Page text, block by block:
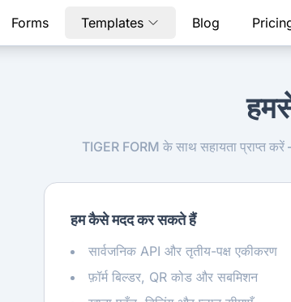
Forms Templates Blog
TIGER FORM के साथ सहायता प्राप्त
हम कैसे मदद कर सकते हैं
सार्वजनिक API और तृतीय-पक्ष एकीकरण
फ़ॉर्म बिल्डर, QR कोड और सबमिशन